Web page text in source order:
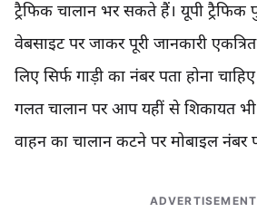
ट्रैफिक चालान भर सकते हैं। यूपी
वेबसाइट पर जाकर पूरी जानकारी
लिए सिर्फ गाड़ी का नंबर पता होना
गलत चालान पर आप यहीं से शिकायत
वाहन का चालान कटने पर मोबाइल नंबर
ADVERTISEMENT